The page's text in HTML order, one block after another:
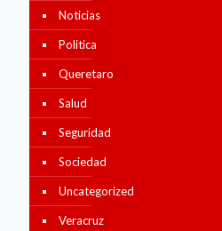
Noticias
Politica
Queretaro
Salud
Seguridad
Sociedad
Uncategorized
Veracruz